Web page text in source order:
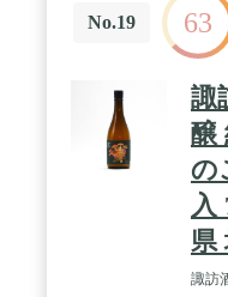
No.19 63
諏
醸
の
入
県
諏訪